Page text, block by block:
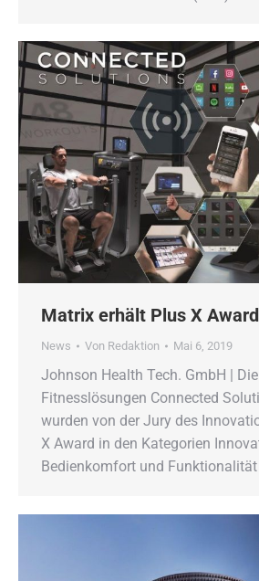
Matrix erhält Plus X Award
News Von Redaktion Mai 6, 2019
Johnson Health Tech. GmbH |
Fitnesslösungen Connected
wurden von der Jury des
X Award in den Kategorien
Bedienkomfort und